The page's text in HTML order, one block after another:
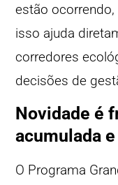
estão
isso ajuda
corredores
decisões de
Novidade é
acumulada
O Programa